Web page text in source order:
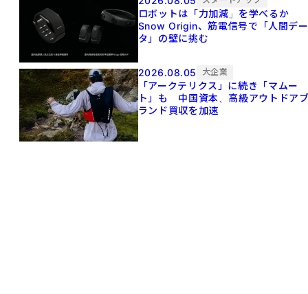
ロボットは「力加減」を学べるか
Snow Origin、筋電信号で「人間デー
タ」の壁に挑む
2026.08.05 大企業
「アークテリクス」に続き「マムー
ト」も 中国資本、高級アウトドア
ランド買収を加速